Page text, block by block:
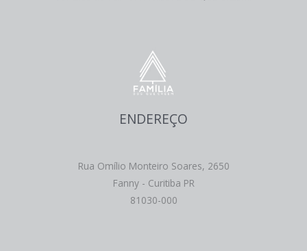
ENDEREÇO
Rua Omílio Monteiro Soares, 2650
Fanny - Curitiba PR
81030-000